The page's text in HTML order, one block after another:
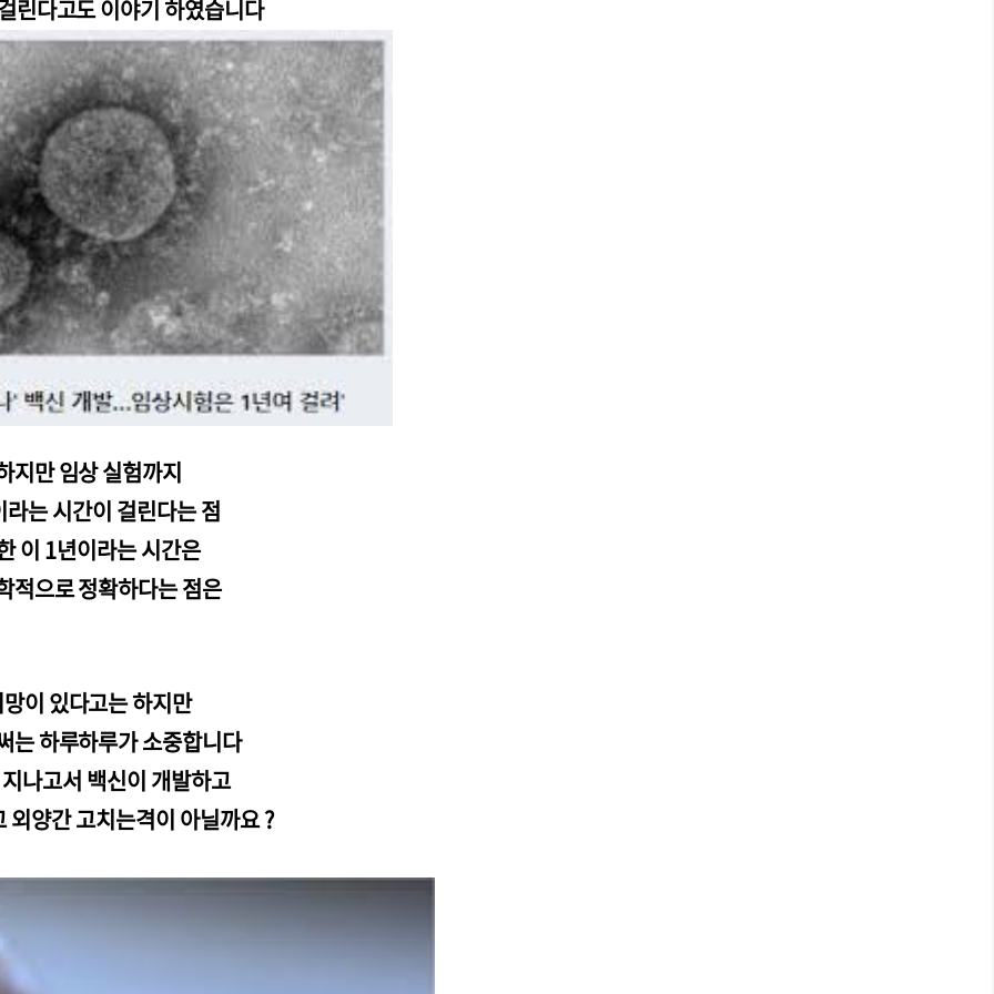
린다고도이야기 하였습니다
지만 임상 실험까지
는 시간이 걸린다는 점
이 1년이라는 시간은
적으로 정확하다는 점은
이 있다고는 하지만
는 하루하루가 소중합니다
나고서 백신이 개발하고
외양간 고치는격이 아닐까요 ?